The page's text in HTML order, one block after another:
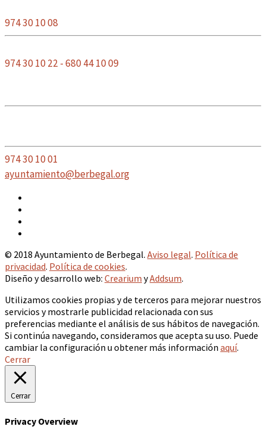
974 30 10 08
974 30 10 22 - 680 44 10 09
974 30 10 01
ayuntamiento@berbegal.org
© 2018 Ayuntamiento de Berbegal. Aviso legal. Política de
privacidad. Política de cookies.
Diseño y desarrollo web: Crearium yAddsum.
Utilizamos cookies propias y de terceros para mejorar nuestros
servicios y mostrarle publicidad relacionada con sus
preferencias mediante el análisis de sus hábitos de navegación.
Si continúa navegando, consideramos que acepta su uso. Puede
cambiar la configuración u obtener más información aquí.
Cerrar
Cerrar
Privacy Overview